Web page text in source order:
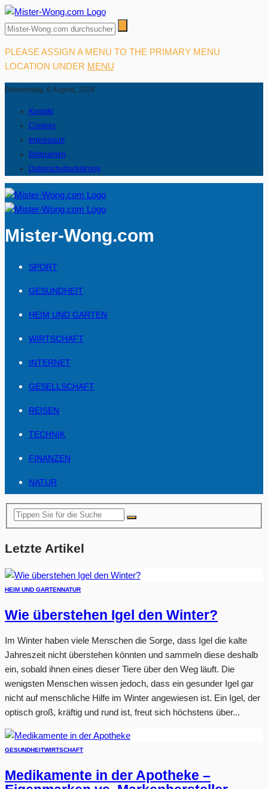
PLEASE ASSIGN A MENU TO THE PRIMARY MENU
LOCATION UNDER MENU
Donnerstag, 6 August, 2026
Kontakt
Cookies
Impressum
Bildquellen
Datenschutzerklärung
Mister-Wong.com
SPORT
GESUNDHEIT
HEIM UND GARTEN
WIRTSCHAFT
INTERNET
GESELLSCHAFT
REISEN
TECHNIK
FINANZEN
NATUR
Letzte Artikel
HEIM UND GARTENNATUR
Wie überstehen Igel den Winter?
Im Winter haben viele Menschen die Sorge, dass Igel die kalte
Jahreszeit nicht überstehen könnten und sammeln diese deshalb
ein, sobald ihnen eines dieser Tiere über den Weg läuft. Die
wenigsten Menschen wissen jedoch, dass ein gesunder Igel gar
nicht auf menschliche Hilfe im Winter angewiesen ist. Ein Igel, der
optisch groß, kräftig und rund ist, freut sich höchstens über...
GESUNDHEITWIRTSCHAFT
Medikamente in der Apotheke –